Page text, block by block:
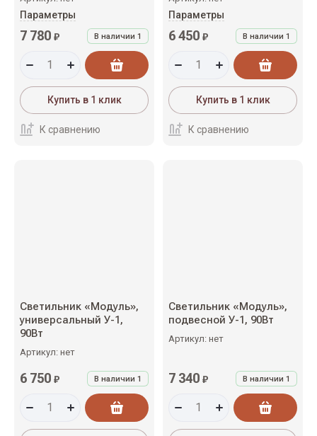
Параметры
В наличии 1
7 780 ₽
Купить в 1 клик
К сравнению
Параметры
В наличии 1
6 450 ₽
Купить в 1 клик
К сравнению
Светильник «Модуль»,
универсальный У-1,
90Вт
Артикул: нет
В наличии 1
6 750 ₽
Светильник «Модуль»,
подвесной У-1, 90Вт
Артикул: нет
В наличии 1
7 340 ₽